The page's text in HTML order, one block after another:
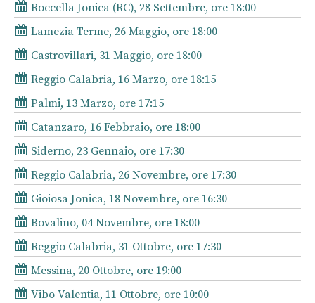
Roccella Jonica (RC), 28 Settembre, ore 18:00
Lamezia Terme, 26 Maggio, ore 18:00
Castrovillari, 31 Maggio, ore 18:00
Reggio Calabria, 16 Marzo, ore 18:15
Palmi, 13 Marzo, ore 17:15
Catanzaro, 16 Febbraio, ore 18:00
Siderno, 23 Gennaio, ore 17:30
Reggio Calabria, 26 Novembre, ore 17:30
Gioiosa Jonica, 18 Novembre, ore 16:30
Bovalino, 04 Novembre, ore 18:00
Reggio Calabria, 31 Ottobre, ore 17:30
Messina, 20 Ottobre, ore 19:00
Vibo Valentia, 11 Ottobre, ore 10:00